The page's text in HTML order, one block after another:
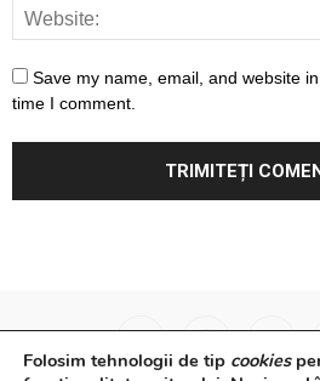
Save my name, email, and website
time I comment.
Folosim tehnologii de tip cookies